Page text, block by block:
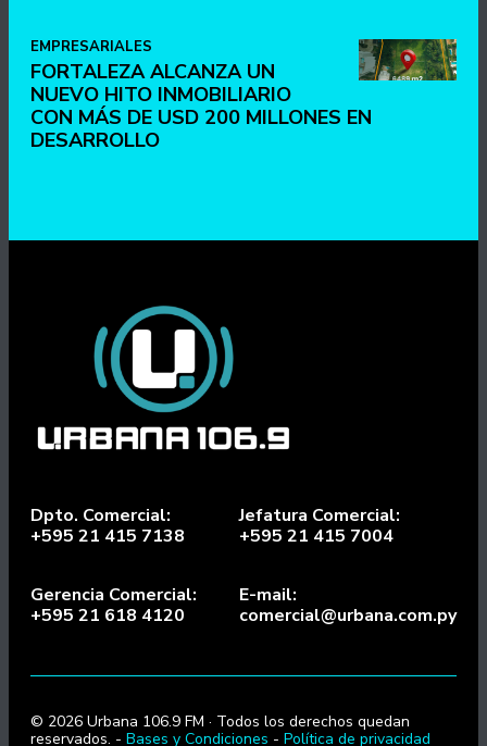
EMPRESARIALES
FORTALEZA ALCANZA UN
NUEVO HITO INMOBILIARIO
CON MÁS DE USD 200 MILLONES EN
DESARROLLO
Dpto. Comercial:
+595 21 415 7138
Jefatura Comercial:
+595 21 415 7004
Gerencia Comercial:
+595 21 618 4120
E-mail:
comercial@urbana.com.py
© 2026 Urbana 106.9 FM · Todos los derechos quedan
reservados. - Bases y Condiciones - Política de privacidad